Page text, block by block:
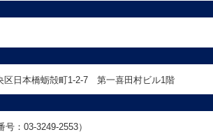
区日本橋蛎殻町1-2-7 第一喜田村ビル1階
：03-3249-2553）